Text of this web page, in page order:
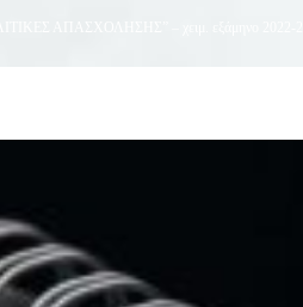
ΑΠΑΣΧΟΛΗΣΗΣ” – χειμ. εξάμηνο 2022-23